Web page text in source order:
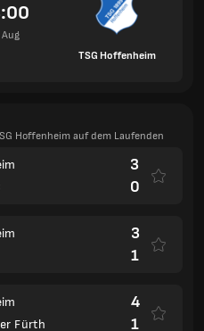
Aug
TSG Hoffenheim
Hoffenheim auf dem Laufenden
3
0
3
1
Fürth
4
1